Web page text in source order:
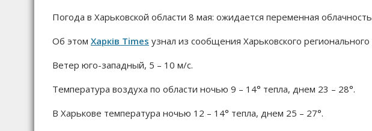
Погода в Харьковской области 8 мая: ожидается переменная
Об этом Харків Times узнал из сообщения Харьковского
Ветер юго-западный, 5 – 10 м/с.
Температура воздуха по области ночью 9 – 14° тепла, днем 23 – 28°.
В Харькове температура ночью 12 – 14° тепла, днем 25 – 27°.